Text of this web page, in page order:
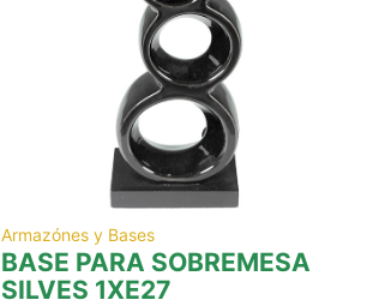
Armazónes y Bases
BASE PARA SOBREMESA
SILVES 1XE27